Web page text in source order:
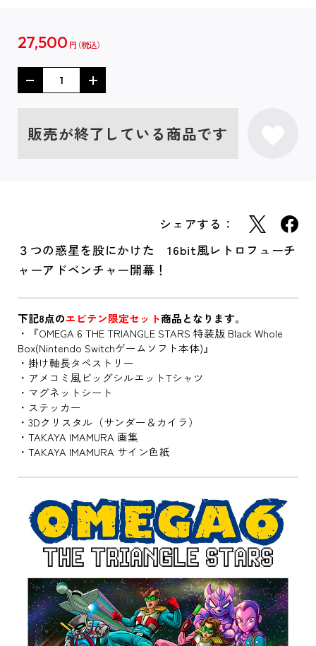
27,500 円
販売が終了している商品です
シェアする：
３つの惑星を股にかけた 16bit風レトロフューチ
ャーアドベンチャー開幕！
下記8点のエビテン限定セット商品となります。
・『OMEGA 6 THE TRIANGLE STARS 特装版 Black Whole
Box(Nintendo Switchゲームソフト本体)』
・掛け軸長タペストリー
・アメコミ風ビッグシルエットTシャツ
・マグネットシート
・ステッカー
・3Dクリスタル（サンダー＆カイラ）
・TAKAYA IMAMURA 画集
・TAKAYA IMAMURA サイン色紙